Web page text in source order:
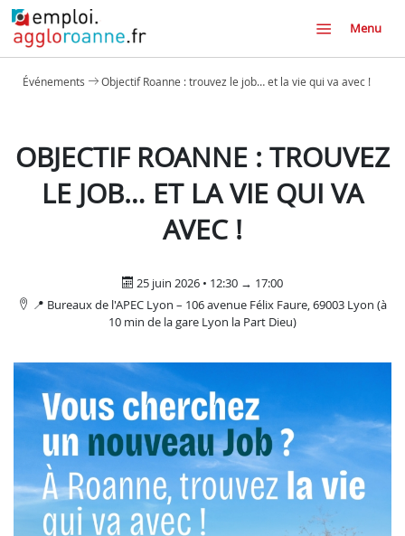
Menu
Événements Objectif Roanne : trouvez le job… et la vie qui va avec !
OBJECTIF ROANNE : TROUVEZ
LE JOB… ET LA VIE QUI VA
AVEC !
25 juin 2026 • 12:30 → 17:00
📍 Bureaux de l'APEC Lyon – 106 avenue Félix Faure, 69003 Lyon (à
10 min de la gare Lyon la Part Dieu)